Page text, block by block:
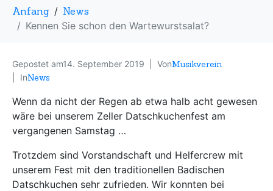
Anfang
News
Kennen Sie schon den Wartewurstsalat?
Gepostet am14. September 2019 VonMusikverein
InNews
Wenn da nicht der Regen ab etwa halb acht gewesen
wäre bei unserem Zeller Datschkuchenfest am
vergangenen Samstag …
Trotzdem sind Vorstandschaft und Helfercrew mit
unserem Fest mit den traditionellen Badischen
Datschkuchen sehr zufrieden. Wir konnten bei